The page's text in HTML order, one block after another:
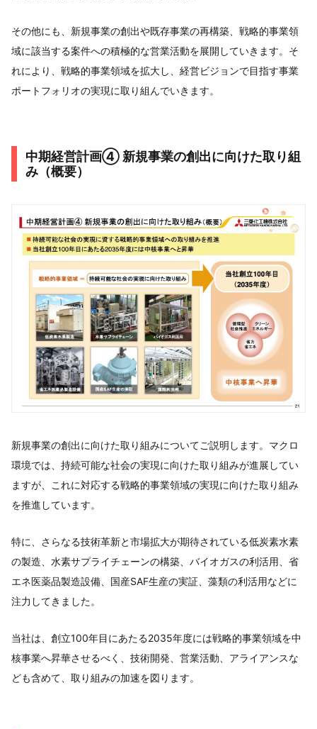
その他にも、新規事業の創出や既存事業の再構築、戦略的事業領
域に該当する案件への積極的な営業活動を展開していきます。そ
れにより、戦略的事業領域を拡大し、経営ビジョンで目指す事業
ポートフォリオの実現に取り組んでいきます。
中期経営計画➃ 新規事業の創出に向けた取り組
み（概要）
新規事業の創出に向けた取り組みについてご説明します。マクロ
環境では、持続可能な社会の実現に向けた取り組みが進展してい
ますが、これに対応する戦略的事業領域の実現に向けた取り組み
を推進しています。
特に、さらなる技術革新と市場拡大が期待されている低炭素水素
の製造、水素サプライチェーンの構築、バイオガスの利活用、省
エネ医薬品製造設備、国産SAF生産の実証、藻類の利活用などに
注力してきました。
当社は、創立100年目にあたる2035年度には戦略的事業領域を中
核事業へ昇華させるべく、技術開発、営業活動、アライアンスな
ども含めて、取り組みの加速を図ります。